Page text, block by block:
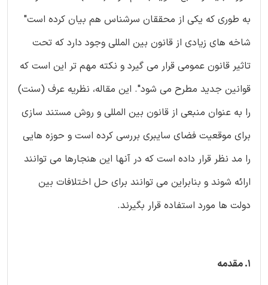
به طوری که یکی از محققان سرشناس هم بیان کرده است"
شاخه های زیادی از قانون بین المللی وجود دارد که تحت
تاثیر قانون عمومی قرار می گیرد و نکته مهم تر این است که
قوانین جدید مطرح می شود". این مقاله، نظریه عرف (سنت)
را به عنوان منبعی از قانون بین المللی و روش مستند سازی
برای موقعیت فضای سایبری بررسی کرده است و حوزه هایی
را مد نظر قرار داده است که در آنها این هنجارها می توانند
ارائه شوند و بنابراین می توانند برای حل اختلافات بین
دولت ها مورد استفاده قرار بگیرند.
1. مقدمه